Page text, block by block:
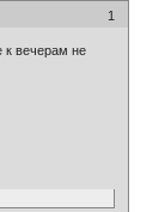
1
к вечерам не